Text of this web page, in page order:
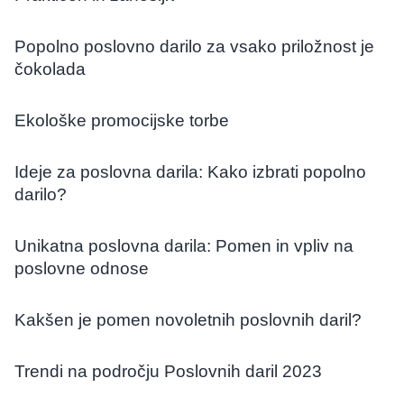
Popolno poslovno darilo za vsako priložnost je
čokolada
Ekološke promocijske torbe
Ideje za poslovna darila: Kako izbrati popolno
darilo?
Unikatna poslovna darila: Pomen in vpliv na
poslovne odnose
Kakšen je pomen novoletnih poslovnih daril?
Trendi na področju Poslovnih daril 2023